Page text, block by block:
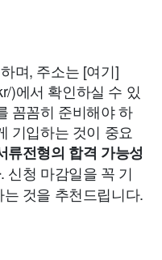
며, 주소는 [여기]
)에서 확인하실 수 있
꼼꼼히 준비해야 하
기입하는 것이 중요
류전형의 합격 가능성
. 신청 마감일을 꼭 기
것을 추천드립니다.